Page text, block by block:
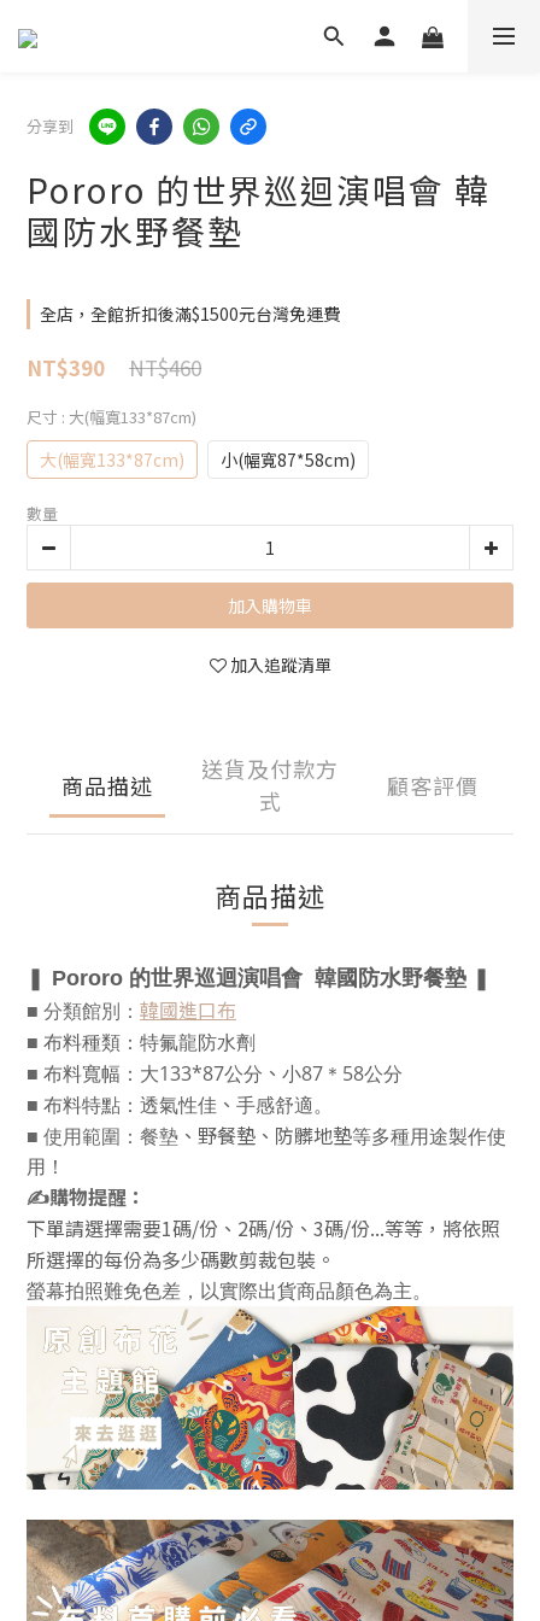
分享到
Pororo 的世界巡迴演唱會 韓
國防水野餐墊
全店，全館折扣後滿$1500元台灣免運費
NT$460
NT$390
尺寸 : 大(幅寬133*87cm)
大(幅寬133*87cm) 小(幅寬87*58cm)
數量
加入購物車
加入追蹤清單
商品描述
送貨及付款方
式
顧客評價
商品描述
Pororo 的世界巡迴演唱會 韓國防水野餐墊
■ 分類館別： 韓國進口布
■ 布料種類： 特氟龍防水劑
■ 布料寬幅：大133*87公分 、 小87＊58公分
■ 布料特點：透氣性佳 、 手感舒適。
■ 使用範圍：餐墊 、野餐墊 、防髒地墊等多種用途製作使
用！
✍️購物提醒：
下單請選擇需要1碼/份、2碼/份、3碼/份...等等，將依照
所選擇的每份為多少碼數剪裁包裝。
螢幕拍照難免色差，以實際出貨商品顏色為主。